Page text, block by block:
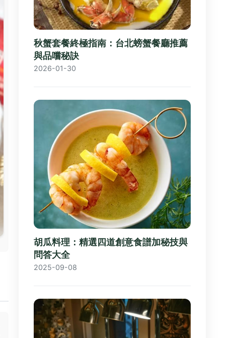
秋蟹套餐終極指南：台北螃蟹餐廳推薦
與品嚐秘訣
2026-01-30
胡瓜料理：精選四道創意食譜加秘技與
問答大全
2025-09-08